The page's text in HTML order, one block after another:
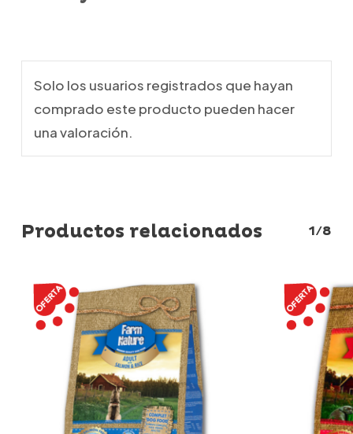
Solo los usuarios registrados que hayan
comprado este producto pueden hacer
una valoración.
Productos relacionados 1/8